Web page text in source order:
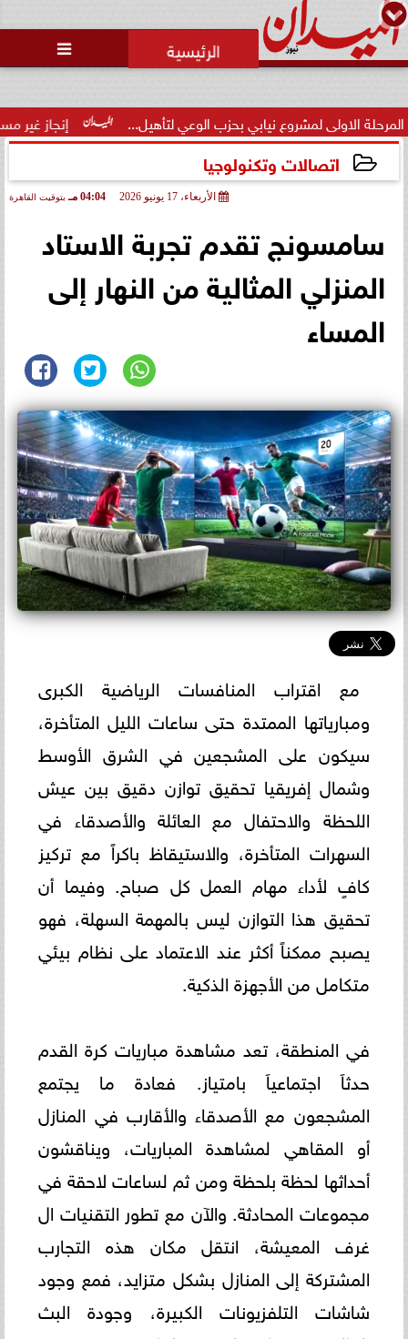

إنجاز غير مسبوق.. لمشروع نيابي بحزب الوعي لتأهيل...
اتصالات وتكنولوجيا
الأربعاء، 17 يونيو 2026 04:04 مـ بتوقيت القاهرة
سامسونج تقدم تجربة الاستاد
المنزلي المثالية من النهار إلى
المساء
مع اقتراب المنافسات الرياضية الكبرى
ومبارياتها الممتدة حتى ساعات الليل المتأخرة،
سيكون على المشجعين في الشرق الأوسط
وشمال إفريقيا تحقيق توازن دقيق بين عيش
اللحظة والاحتفال مع العائلة والأصدقاء في
السهرات المتأخرة، والاستيقاظ باكراً مع تركيز
كافٍ لأداء مهام العمل كل صباح. وفيما أن
تحقيق هذا التوازن ليس بالمهمة السهلة، فهو
يصبح ممكناً أكثر عند الاعتماد على نظام بيئي
متكامل من الأجهزة الذكية.
في المنطقة، تعد مشاهدة مباريات كرة القدم
حدثاَ اجتماعياَ بامتياز. فعادة ما يجتمع
المشجعون مع الأصدقاء والأقارب في المنازل
أو المقاهي لمشاهدة المباريات، ويناقشون
أحداثها لحظة بلحظة ومن ثم لساعات لاحقة في
مجموعات المحادثة. والآن مع تطور التقنيات ال
غرف المعيشة، انتقل مكان هذه التجارب
المشتركة إلى المنازل بشكل متزايد، فمع وجود
شاشات التلفزيونات الكبيرة، وجودة البث